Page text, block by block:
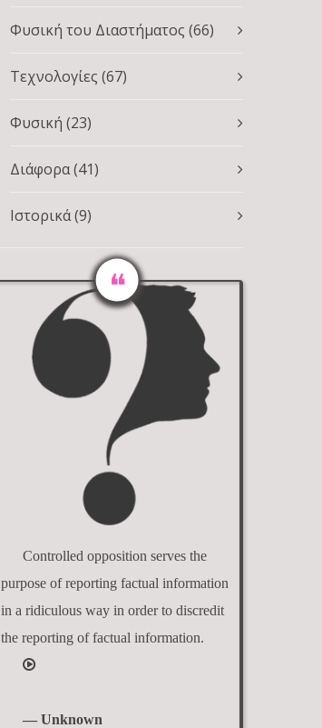
Φυσική του Διαστήματος (66)
Τεχνολογίες (67)
Φυσική (23)
Διάφορα(41)
Ιστορικά(9)
Controlled opposition serves the
purpose of reporting factual information
in a ridiculous way in order to discredit
the reporting of factual information.
— Unknown